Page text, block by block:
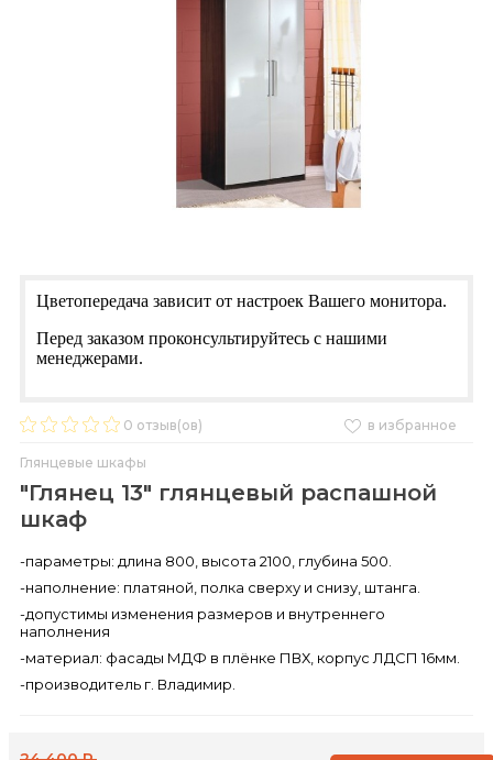
Цветопередача зависит от настроек Вашего монитора.
Перед заказом проконсультируйтесь с нашими
менеджерами.
-параметры: длина 800, высота 2100, глубина 500.
-наполнение: платяной, полка сверху и снизу, штанга.
-допустимы изменения размеров и внутреннего
наполнения
-материал: фасады МДФ в плёнке ПВХ, корпус ЛДСП 16мм.
-производитель г. Владимир.
0 отзыв(ов) в избранное
Глянцевые шкафы
"Глянец 13" глянцевый распашной
шкаф